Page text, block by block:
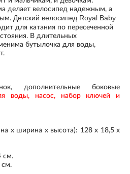
делает велосипед надежным, а
Детский велосипед Royal Baby
для катания по пересеченной
В длительных
бутылочка для воды,
дополнительные боковые
воды, насос, набор ключей и
х ширина х высота): 128 х 18,5 х
см.
см.